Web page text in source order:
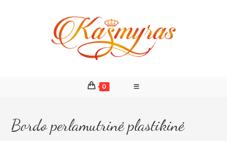
0
Bordo perlamutrinė plastikinė